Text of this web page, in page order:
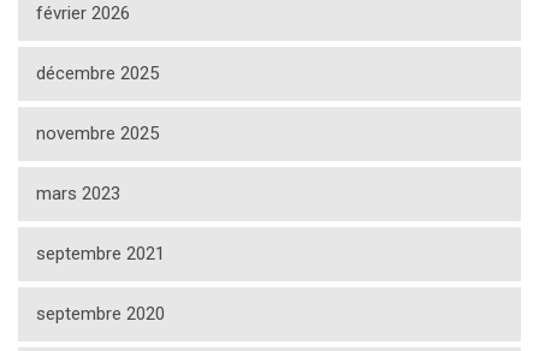
février 2026
décembre 2025
novembre 2025
mars 2023
septembre 2021
septembre 2020